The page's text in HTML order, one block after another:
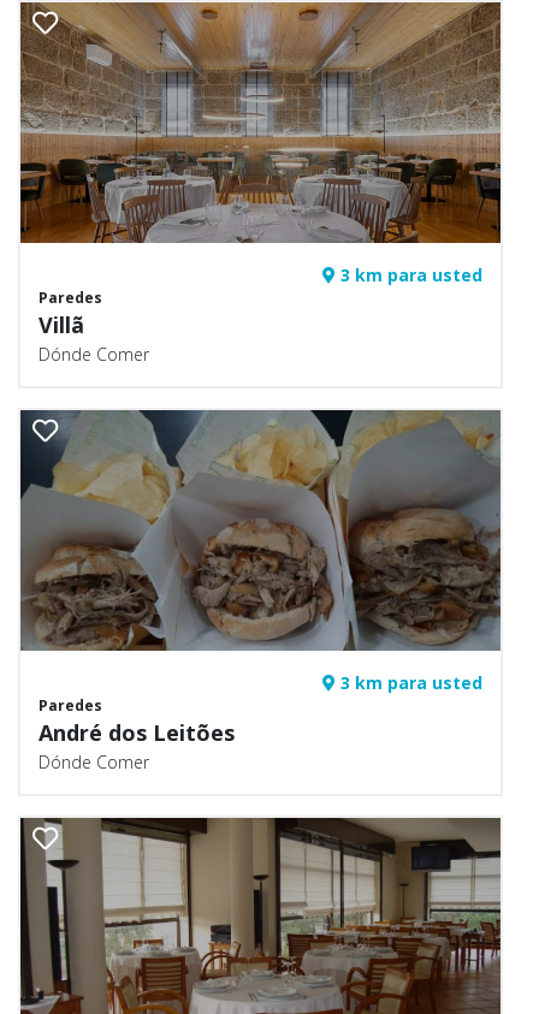
3 km para usted
Paredes
Villã
Dónde Comer
3 km para usted
Paredes
André dos Leitões
Dónde Comer